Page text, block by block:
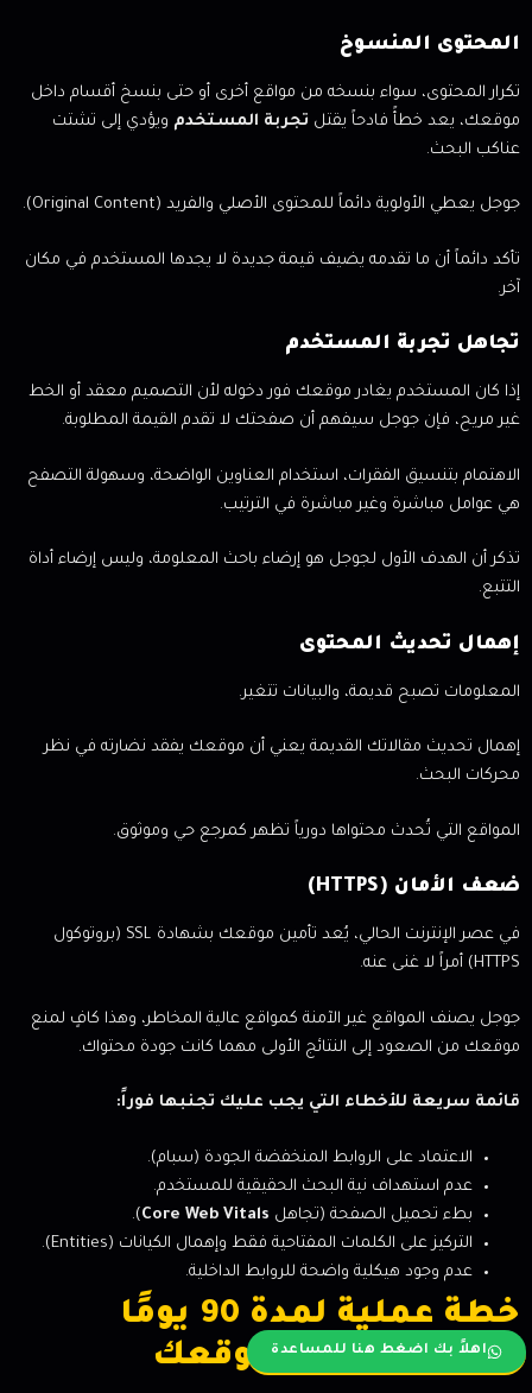
المحتوى المنسوخ
تكرار المحتوى، سواء بنسخه من مواقع أخرى أو حتى بنسخ أقسام داخل
موقعك، يعد خطأً فادحاً يقتل تجربة المستخدم ويؤدي إلى تشتت
عناكب البحث.
جوجل يعطي الأولوية دائماً للمحتوى الأصلي والفريد (Original Content).
تأكد دائماً أن ما تقدمه يضيف قيمة جديدة لا يجدها المستخدم في مكان
آخر.
تجاهل تجربة المستخدم
إذا كان المستخدم يغادر موقعك فور دخوله لأن التصميم معقد أو الخط
غير مريح، فإن جوجل سيفهم أن صفحتك لا تقدم القيمة المطلوبة.
الاهتمام بتنسيق الفقرات، استخدام العناوين الواضحة، وسهولة التصفح
هي عوامل مباشرة وغير مباشرة في الترتيب.
تذكر أن الهدف الأول لجوجل هو إرضاء باحث المعلومة، وليس إرضاء أداة
التتبع.
إهمال تحديث المحتوى
المعلومات تصبح قديمة، والبيانات تتغير.
إهمال تحديث مقالاتك القديمة يعني أن موقعك يفقد نضارته في نظر
محركات البحث.
المواقع التي تُحدث محتواها دورياً تظهر كمرجع حي وموثوق.
ضعف الأمان (HTTPS)
في عصر الإنترنت الحالي، يُعد تأمين موقعك بشهادة SSL (بروتوكول
HTTPS) أمراً لا غنى عنه.
جوجل يصنف المواقع غير الآمنة كمواقع عالية المخاطر، وهذا كافٍ لمنع
موقعك من الصعود إلى النتائج الأولى مهما كانت جودة محتواك.
قائمة سريعة للأخطاء التي يجب عليك تجنبها فوراً:
الاعتماد على الروابط المنخفضة الجودة (سبام).
عدم استهداف نية البحث الحقيقية للمستخدم.
بطء تحميل الصفحة (تجاهل Core Web Vitals
).
التركيز على الكلمات المفتاحية فقط وإهمال الكيانات (Entities).
عدم وجود هيكلية واضحة للروابط الداخلية.
خطة عملية لمدة 90 يومًا
لتحسين ترتيب موقعك
اهلاً بك اضغط هنا للمساعدة